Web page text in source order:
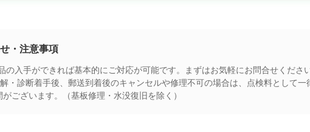
・注意事項
入手ができれば基本的にご対応が可能です。まずはお気軽にお問合せください
・診断着手後、郵送到着後のキャンセルや修理不可の場合は、点検料として一
ございます。（基板修理・水没復旧を除く）